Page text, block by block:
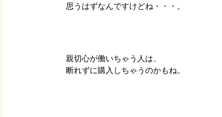
思うはずなんですけどね・・・。
親切心が働いちゃう人は、
断れずに購入しちゃうのかもね。